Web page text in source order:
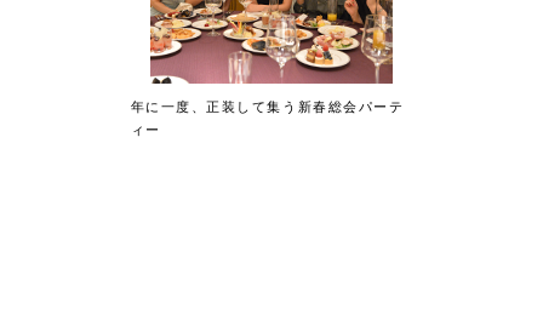
年に一度、正装して集う新春総会パーテ
ィー